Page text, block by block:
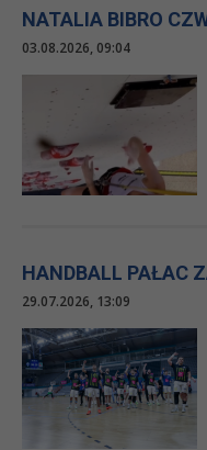
NATALIA BIBRO
03.08.2026, 09:04
HANDBALL PAŁAC
29.07.2026, 13:09